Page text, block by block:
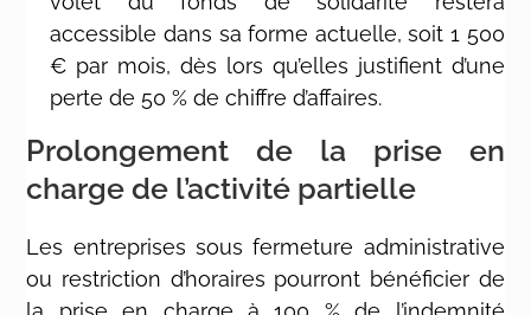
accessible dans sa forme actuelle, soit 1 500
€ par mois, dès lors qu’elles justifient d’une
perte de 50 % de chiffre d’affaires.
Prolongement de la prise en
charge de l’activité partielle
Les entreprises sous fermeture administrative
ou restriction d’horaires pourront bénéficier de